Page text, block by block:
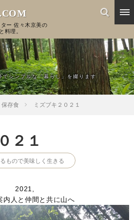
ー 佐々木京美の
料理。
でシンプルな「暮らし」を綴ります
保存食 ミズブキ２０２１
２１
もので美味しく生きる
2021,
内人と仲間と共に山へ